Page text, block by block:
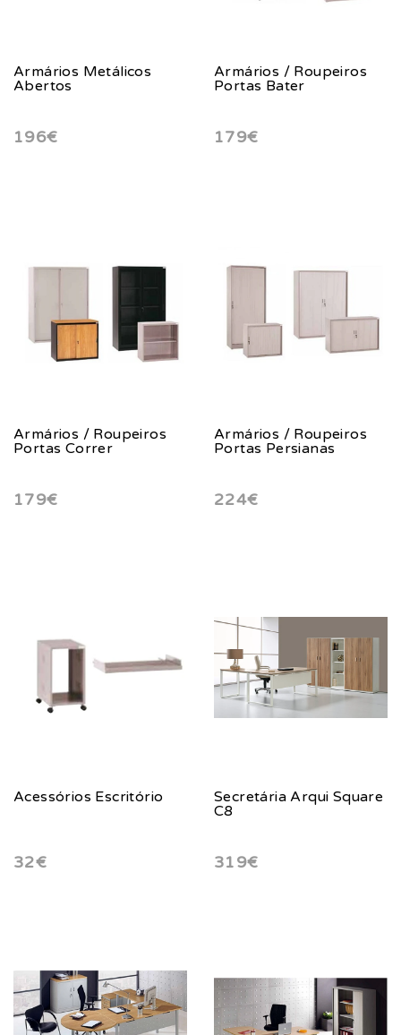
Armários Metálicos
Abertos
196€
Armários / Roupeiros
Portas Bater
179€
Armários / Roupeiros
Portas Correr
179€
Armários / Roupeiros
Portas Persianas
224€
Acessórios Escritório
32€
Secretária Arqui Square
C8
319€